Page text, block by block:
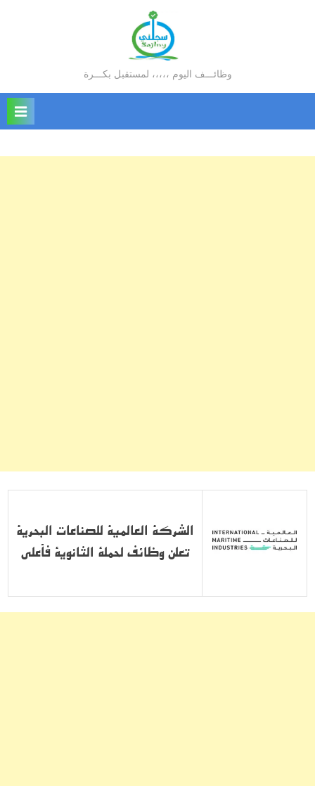
سجلني
وظائـــف اليوم ،،،،، لمستقبل بكـــرة
الشركة العالمية للصناعات البحرية
تعلن وظائف لحملة الثانوية فأعلى